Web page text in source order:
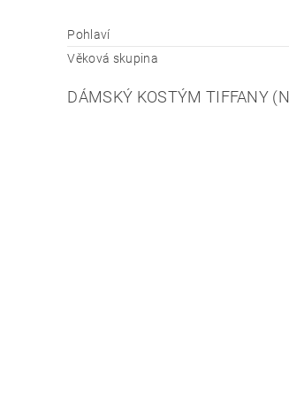
Pohlaví
Věková skupina
DÁMSKÝ KOSTÝM TIFFANY